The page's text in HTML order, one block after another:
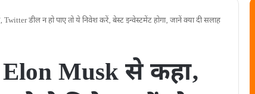
डील न हो पाए तो ये निवेश करें‚ बेस्ट इन्वेस्टमेंट होगा‚ जानें क्या दी सलाह
Musk से कहा‚